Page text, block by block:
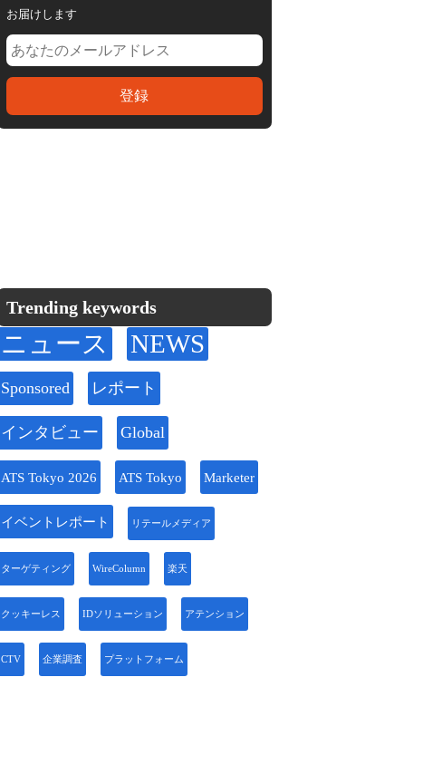
お届けします
Trending keywords
ニュース NEWS
Sponsored レポート
インタビュー Global
ATS Tokyo 2026 ATS Tokyo Marketer
イベントレポート リテールメディア
ターゲティング WireColumn 楽天
クッキーレス IDソリューション アテンション
CTV 企業調査 プラットフォーム